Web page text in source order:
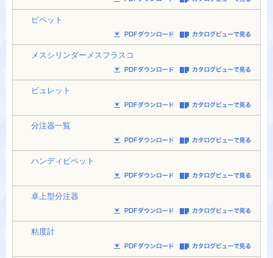
ピペット
メスシリンダーメスフラスコ
ビュレット
分注器一覧
ハンディピペット
卓上型分注器
粘度計